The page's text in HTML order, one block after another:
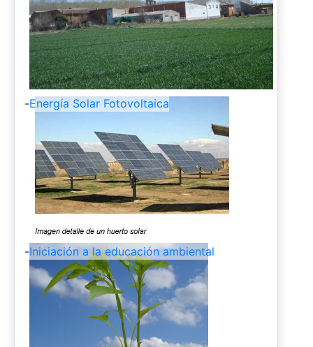
-Energía Solar Fotovoltaica
-Iniciación a la educación ambiental